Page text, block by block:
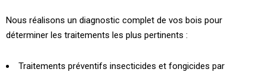
Nous réalisons un diagnostic complet de vos bois pour
déterminer les traitements les plus pertinents :
Traitements préventifs insecticides et fongicides par